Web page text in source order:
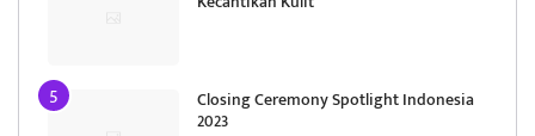
Closing Ceremony Spotlight Indonesia
2023